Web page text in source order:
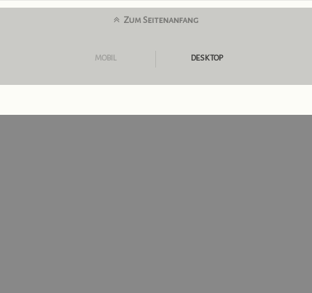
Zum Seitenanfang
MOBIL DESKTOP